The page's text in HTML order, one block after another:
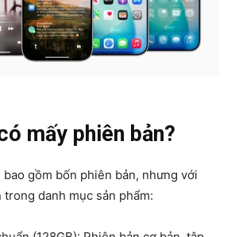
mấy phiên bản?
bao gồm bốn phiên bản, nhưng với
danh mục sản phẩm: